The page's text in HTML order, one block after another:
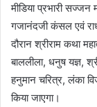
मीडिया प्रभारी सज्जन
गजानंदजी कंसल एवं
दौरान श्रीराम कथा
बाललीला, धनुष यज्ञ,
हनुमान चरित्र, लंका
किया जाएगा।